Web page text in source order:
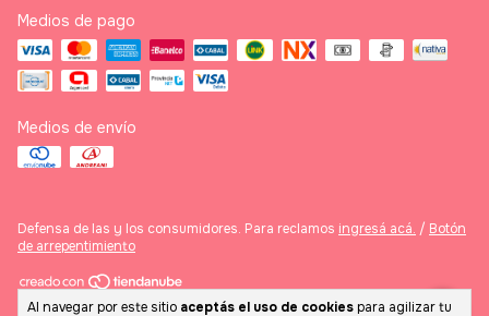
Al navegar por este sitio aceptás el uso de cookies para agilizar tu
Medios de pago
Medios de envío
Defensa de las y los consumidores. Para reclamos ingresá acá. / Botón
de arrepentimiento
Copyright casa abe - 2026. Todos los derechos reservados.